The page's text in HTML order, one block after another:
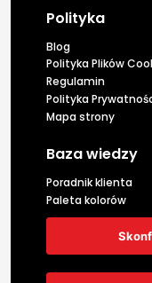
Polityka
Blog
Polityka Plików
Regulamin
Polityka
Mapa strony
Baza wiedzy
Poradnik klienta
Paleta kolorów